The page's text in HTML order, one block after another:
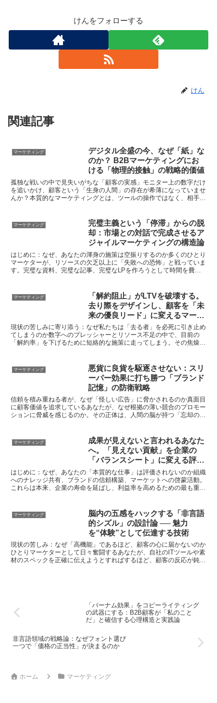
けんをフォローする
けん
関連記事
マーケティング
デジタル全盛の今、なぜ「紙」な
のか？ B2Bマーケティングにお
ける「物理的接触」の戦略的価値
孤独な戦いの中で見失いがちな「顧客の実感」モニター上の数字だけ
を追いかけ、顧客という「生身の人間」の存在が希薄になっていませ
んか？本質的なマーケティングとは、ツールの操作ではなく、相手の
マーケティング
完璧主義という「停滞」からの脱
却：市場との対話で完成させるア
ジャイルマーケティングの構造論
はじめに：なぜ、あなたの渾身の施策は空振りするのか多くのひとり
マーケターが、リソースの欠乏以上に「失敗への恐怖」と戦っていま
す。完璧な資料、完璧な記事、完璧なLPを作ろうとして時間を費や
マーケティング
「解約阻止」がLTVを破壊する。
去り際をデザインし、顧客を「未
来の優良リード」に変えるマーケ
ティング構造論
現状の苦しみに寄り添う：なぜ私たちは「去る者」を必死に引き止め
てしまうのか数字へのプレッシャーとリソース不足の中で、目前の
「解約率」を下げるために短絡的な施策に走ってしまう。その焦燥感
マーケティング
悪貨に良貨を駆逐させない：スリ
ーパー効果に打ち勝つ「ブランド
記憶」の防衛戦略
信頼を積み重ねる者が、なぜ「怪しい広告」に脅かされるのか真面目
に顧客価値を追求しているあなたが、なぜ根拠の薄い競合のプロモー
ションに脅威を感じるのか。その正体は、人間の脳が持つ「忘却のメ
マーケティング
成果が見えないと言われるあなた
へ。「見えない貢献」を企業の
「バランスシート」に変える評価
設計論
はじめに：なぜ、あなたの「本質的な仕事」は評価されないのか組織
へのナレッジ共有、ブランドの信頼構築、マーケットへの啓蒙活動。
これらは本来、企業の寿命を延ばし、利益率を高めるための最も重要
マーケティング
脳内の五感をハックする「非言語
的シズル」の設計論 ── 魅力
を“体験”として伝達する技術
現状の苦しみ：なぜ「高機能」であるほど、顧客の心に届かないのか
ひとりマーケターとして日々奮闘するあなたが、自社のITツールや素
材のスペックを正確に伝えようとすればするほど、顧客の反応が鈍く
「バーナム効果」をコピーライティング
の武器にする：B2B顧客が「私のこと
だ」と確信する心理構造と実践論
非言語領域の戦略論：なぜフォント選び
一つで「価格の正当性」が決まるのか
ホーム マーケティング